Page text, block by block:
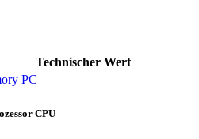
Technischer Wert
PC
CPU